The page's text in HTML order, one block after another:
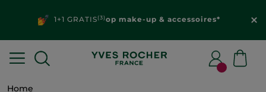
1+1 GRATIS(3)op make-up & accessoires*
Home